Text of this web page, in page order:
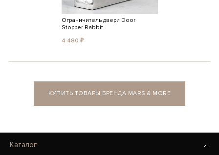
Ограничитель двери Door
Stopper Rabbit
4 480 ₽
КУПИТЬ ТОВАРЫ БРЕНДА MARS & MORE
Каталог